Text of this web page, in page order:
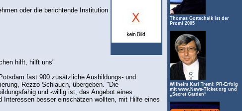
oder die berichtende Institution
hilft, hilft uns"
fast 900 zusätzliche Ausbildungs- und
Rezzo Schlauch, übergeben. "Die
und -willig ist, das Angebot eines
besser einschätzen wollten, mit Hilfe eines
Thomas Gottschalk ist der
Promi 2005
Wilhelm Karl Treml: PR-Erfolg
mit www.News-Ticker.org und
„Secret Garden“